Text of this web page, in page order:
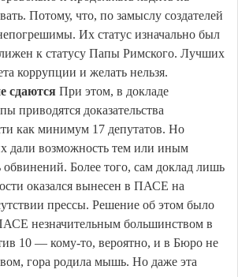
Потому, что, по замыслу создателей
Их статус изначально был
к статусу Папы Римского. Лучших
коррупции и желать нельзя.
сдаются При этом, в докладе
приводятся доказательства
как минимум 17 депутатов. Но
дали возможность тем или иным
обвинений. Более того, сам доклад лишь
оказался вынесен в ПАСЕ на
прессы. Решение об этом было
незначительным большинством в
10 — кому-то, вероятно, и в Бюро не
гора родила мышь. Но даже эта